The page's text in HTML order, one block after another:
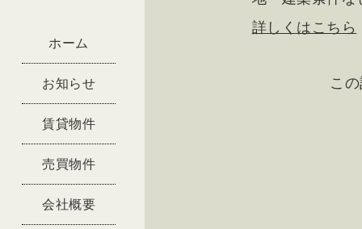
ホーム
お知らせ
賃貸物件
売買物件
会社概要
詳しくはこちら
こ